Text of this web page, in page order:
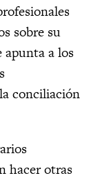
sobre su
apunta a los
conciliación
hacer otras